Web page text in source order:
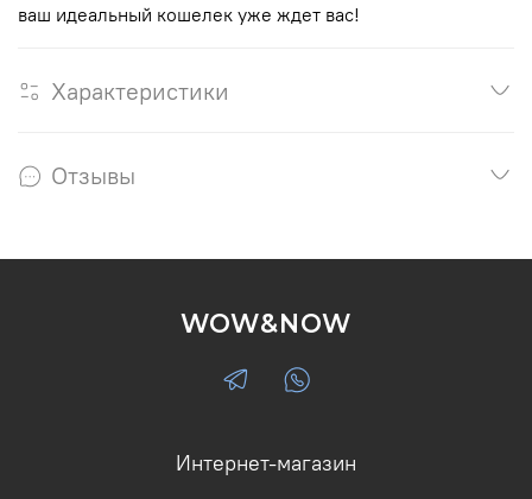
ваш идеальный кошелек уже ждет вас!
Характеристики
Отзывы
Интернет-магазин
WOW&NOW